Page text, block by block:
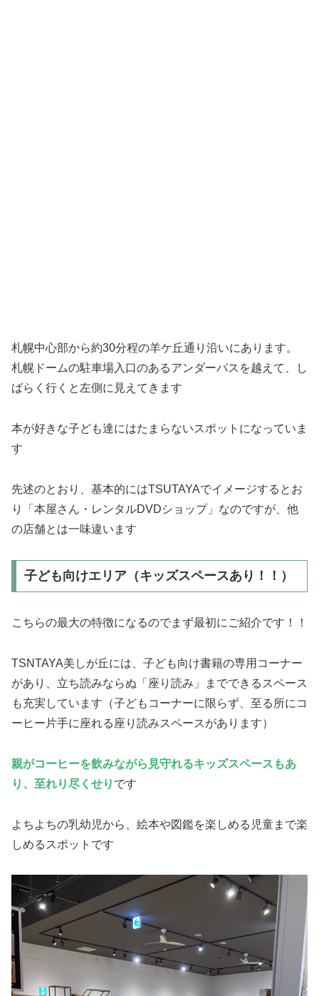
札幌中心部から約30分程の羊ケ丘通り沿いにあります。
札幌ドームの駐車場入口のあるアンダーパスを越えて、し
ばらく行くと左側に見えてきます
本が好きな子ども達にはたまらないスポットになっていま
す
先述のとおり、基本的にはTSUTAYAでイメージするとお
り「本屋さん・レンタルDVDショップ」なのですが、他
の店舗とは一味違います
子ども向けエリア（キッズスペースあり！！）
こちらの最大の特徴になるのでまず最初にご紹介です！！
TSNTAYA美しが丘には、子ども向け書籍の専用コーナー
があり、立ち読みならぬ「座り読み」までできるスペース
も充実しています（子どもコーナーに限らず、至る所にコ
ーヒー片手に座れる座り読みスペースがあります）
親がコーヒーを飲みながら見守れるキッズスペースもあ
り、至れり尽くせり です
よちよちの乳幼児から、絵本や図鑑を楽しめる児童まで楽
しめるスポットです